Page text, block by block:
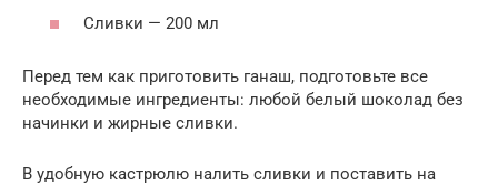
Сливки — 200 мл
Перед тем как приготовить ганаш, подготовьте все
необходимые ингредиенты: любой белый шоколад без
начинки и жирные сливки.
В удобную кастрюлю налить сливки и поставить на